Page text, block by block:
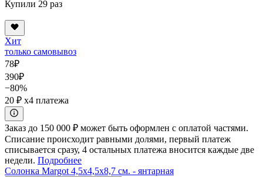
Купили 29 раз
Хит
только самовывоз
78₽
390₽
−80%
20 ₽ x4 платежа
Заказ до 150 000 ₽ может быть оформлен с оплатой частями.
Списание происходит равными долями, первый платеж
списывается сразу, 4 остальных платежа вносится каждые две
недели. Подробнее
Солонка Margot 4,5x4,5x8,7 см. - янтарная